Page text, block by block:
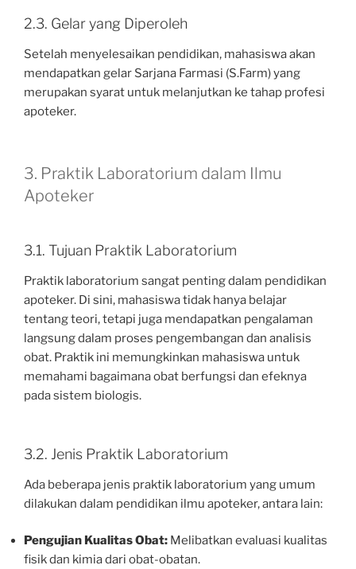
2.3. Gelar yang Diperoleh
Setelah menyelesaikan pendidikan, mahasiswa akan
mendapatkan gelar Sarjana Farmasi (S.Farm) yang
merupakan syarat untuk melanjutkan ke tahap profesi
apoteker.
3. Praktik Laboratorium dalam Ilmu
Apoteker
3.1. Tujuan Praktik Laboratorium
Praktik laboratorium sangat penting dalam pendidikan
apoteker. Di sini, mahasiswa tidak hanya belajar
tentang teori, tetapi juga mendapatkan pengalaman
langsung dalam proses pengembangan dan analisis
obat. Praktik ini memungkinkan mahasiswa untuk
memahami bagaimana obat berfungsi dan efeknya
pada sistem biologis.
3.2. Jenis Praktik Laboratorium
Ada beberapa jenis praktik laboratorium yang umum
dilakukan dalam pendidikan ilmu apoteker, antara lain:
Pengujian Kualitas Obat: Melibatkan evaluasi kualitas
fisik dan kimia dari obat-obatan.